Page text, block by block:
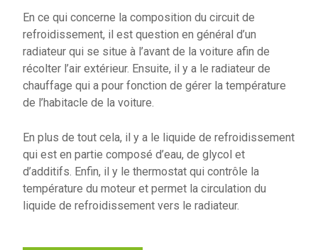
En ce qui concerne la composition du circuit de
refroidissement, il est question en général d’un
radiateur qui se situe à l’avant de la voiture afin de
récolter l’air extérieur. Ensuite, il y a le radiateur de
chauffage qui a pour fonction de gérer la température
de l’habitacle de la voiture.
En plus de tout cela, il y a le liquide de refroidissement
qui est en partie composé d’eau, de glycol et
d’additifs. Enfin, il y le thermostat qui contrôle la
température du moteur et permet la circulation du
liquide de refroidissement vers le radiateur.